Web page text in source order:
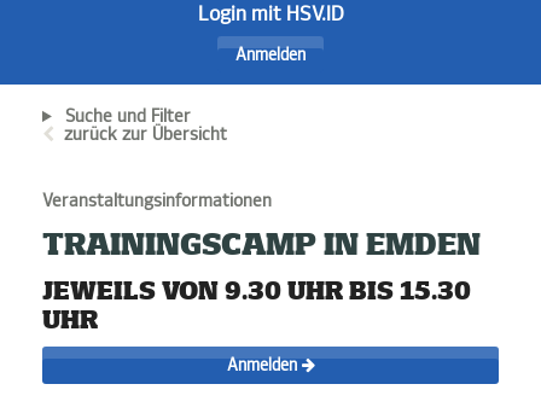
Login mit HSV.ID
Anmelden
Suche und Filter
zurück zur Übersicht
Veranstaltungsinformationen
TRAININGSCAMP IN EMDEN
JEWEILS VON 9.30 UHR BIS 15.30
UHR
Anmelden